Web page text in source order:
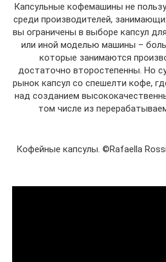
Капсульные кофемашины не
среди производителей,
вы ограничены в выборе капсул
или иной моделью машины –
которые занимаются
достаточно второстепенны. Но
рынок капсул со спешелти кофе,
над созданием
том числе из
Кофейные капсулы. ©Rafaella